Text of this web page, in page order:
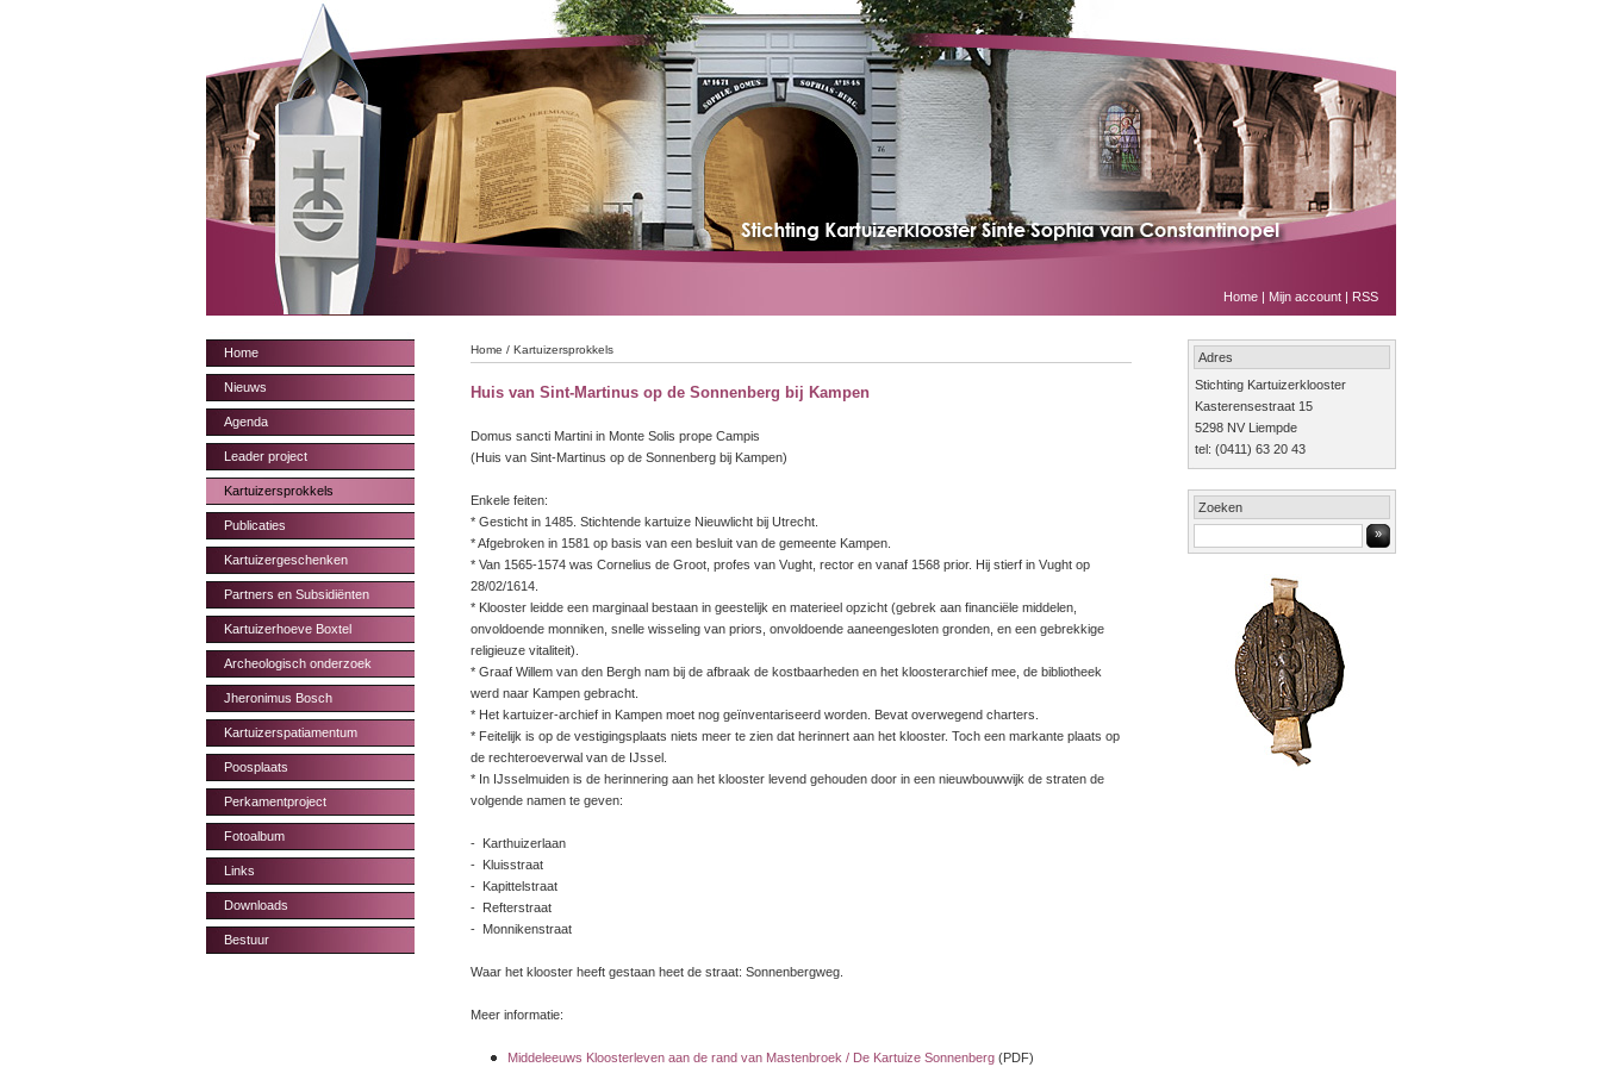
Home| Mijn account| RSS
Home
Nieuws
Agenda
Leader project
Kartuizersprokkels
Publicaties
Kartuizergeschenken
Partners en Subsidiënten
Kartuizerhoeve Boxtel
Archeologisch onderzoek
Jheronimus Bosch
Kartuizerspatiamentum
Poosplaats
Perkamentproject
Fotoalbum
Links
Downloads
Bestuur
Home / Kartuizersprokkels
Huis van Sint-Martinus op de Sonnenberg bij Kampen
Domus sancti Martini in Monte Solis prope Campis
(Huis van Sint-Martinus op de Sonnenberg bij Kampen)
Enkele feiten:
* Gesticht in 1485. Stichtende kartuize Nieuwlicht bij Utrecht.
* Afgebroken in 1581 op basis van een besluit van de gemeente Kampen.
* Van 1565-1574 was Cornelius de Groot, profes van Vught, rector en vanaf 1568 prior. Hij stierf in Vught op
28/02/1614.
* Klooster leidde een marginaal bestaan in geestelijk en materieel opzicht (gebrek aan financiële middelen,
onvoldoende monniken, snelle wisseling van priors, onvoldoende aaneengesloten gronden, en een gebrekkige
religieuze vitaliteit).
* Graaf Willem van den Bergh nam bij de afbraak de kostbaarheden en het kloosterarchief mee, de bibliotheek
werd naar Kampen gebracht.
* Het kartuizer-archief in Kampen moet nog geïnventariseerd worden. Bevat overwegend charters.
* Feitelijk is op de vestigingsplaats niets meer te zien dat herinnert aan het klooster. Toch een markante plaats op
de rechteroeverwal van de IJssel.
* In IJsselmuiden is de herinnering aan het klooster levend gehouden door in een nieuwbouwwijk de straten de
volgende namen te geven:
- Karthuizerlaan
- Kluisstraat
- Kapittelstraat
- Refterstraat
- Monnikenstraat
Waar het klooster heeft gestaan heet de straat: Sonnenbergweg.
Meer informatie:
Middeleeuws Kloosterleven aan de rand van Mastenbroek / De Kartuize Sonnenberg(PDF)
Adres
Stichting Kartuizerklooster
Kasterensestraat 15
5298 NV Liempde
tel: (0411) 63 20 43
Zoeken
»